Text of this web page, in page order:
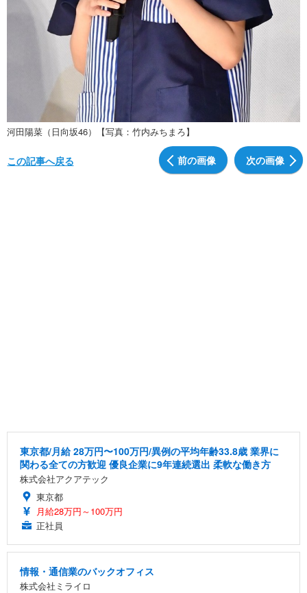
河田陽菜（日向坂46）【写真：竹内みちまろ】
前の画像 次の画像
この記事へ戻る
東京都/月給 28万円〜100万円/異例の平均年齢33.8歳 業界に
関わる全ての方歓迎 優良企業に9年連続選出 柔軟な働き方
株式会社アクアテック
東京都
月給28万円～100万円
正社員
情報・通信業のバックオフィス
株式会社ミライロ